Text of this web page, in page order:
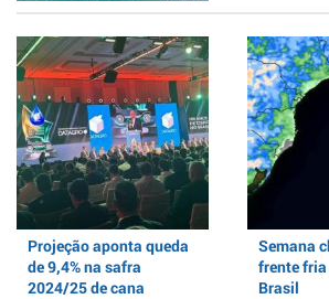
Projeção aponta queda
de 9,4% na safra
2024/25 de cana
Semana
frente
Brasil